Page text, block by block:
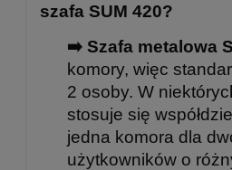
szafa SUM 420?
➡️ Szafa metalowa
komory, więc
2 osoby. W
stosuje się
jedna komora dla
użytkowników o